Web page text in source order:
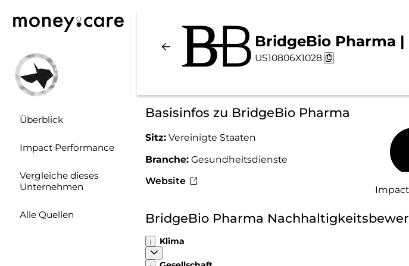
Überblick
Impact Performance
Vergleiche dieses
Unternehmen
Alle Quellen
BridgeBio Pharma
US10806X1028
Basisinfos zu BridgeBio Pharma
Sitz: Vereinigte Staaten
Branche: Gesundheitsdienste
Website
BridgeBio Pharma
Klima